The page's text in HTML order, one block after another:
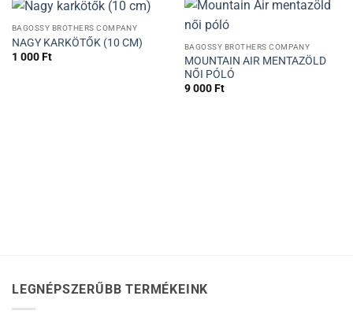
BAGOSSY BROTHERS COMPANY
NAGY KARKÖTŐK (10 CM)
1 000Ft
BAGOSSY BROTHERS COMPANY
MOUNTAIN AIR MENTAZÖLD
NŐI PÓLÓ
9 000Ft
LEGNÉPSZERŰBB TERMÉKEINK